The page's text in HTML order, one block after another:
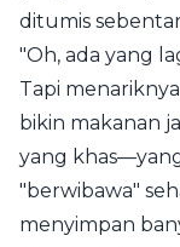
ditumis
"Oh, ada yang
Tapi
bikin makanan
yang
"berwibawa"
menyimpan